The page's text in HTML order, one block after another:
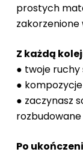
prostych
zakorzenione
Z każdą
● twoje ruchy
●
● zaczynasz
Po